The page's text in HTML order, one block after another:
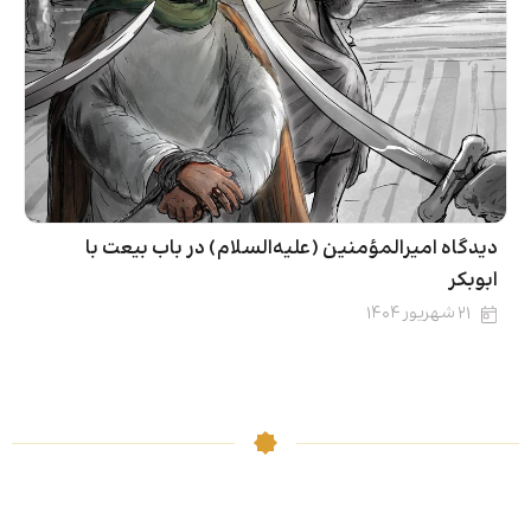
دیدگاه امیرالمؤمنین (علیه‌السلام) در باب بیعت با
ابوبکر
۲۱ شهریور ۱۴۰۴